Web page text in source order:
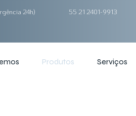
24h) 55 21 2401-9913
Produtos Serviços